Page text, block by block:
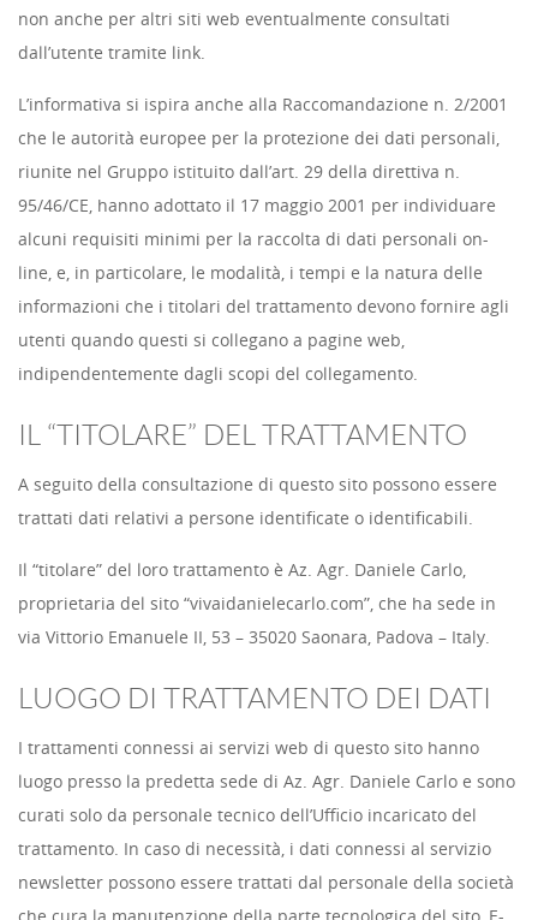
non anche per altri siti web eventualmente consultati
dall’utente tramite link.
L’informativa si ispira anche alla Raccomandazione n. 2/2001
che le autorità europee per la protezione dei dati personali,
riunite nel Gruppo istituito dall’art. 29 della direttiva n.
95/46/CE, hanno adottato il 17 maggio 2001 per individuare
alcuni requisiti minimi per la raccolta di dati personali on-
line, e, in particolare, le modalità, i tempi e la natura delle
informazioni che i titolari del trattamento devono fornire agli
utenti quando questi si collegano a pagine web,
indipendentemente dagli scopi del collegamento.
IL “TITOLARE” DEL TRATTAMENTO
A seguito della consultazione di questo sito possono essere
trattati dati relativi a persone identificate o identificabili.
Il “titolare” del loro trattamento è Az. Agr. Daniele Carlo,
proprietaria del sito “vivaidanielecarlo.com”, che ha sede in
via Vittorio Emanuele II, 53 – 35020 Saonara, Padova – Italy.
LUOGO DI TRATTAMENTO DEI DATI
I trattamenti connessi ai servizi web di questo sito hanno
luogo presso la predetta sede di Az. Agr. Daniele Carlo e sono
curati solo da personale tecnico dell’Ufficio incaricato del
trattamento. In caso di necessità, i dati connessi al servizio
newsletter possono essere trattati dal personale della società